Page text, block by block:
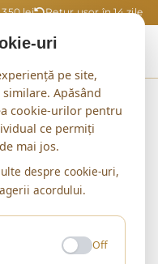
lei Retur ușor în 14 zile
uri
pe site,
Apăsând
cookie-urilor pentru
ce permiți
mai jos.
despre cookie-uri,
acordului.
Off